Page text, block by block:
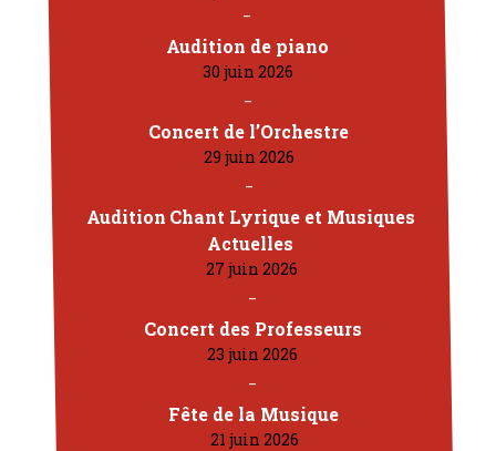
Audition de piano
30 juin 2026
Concert de l’Orchestre
29 juin 2026
Audition Chant Lyrique et Musiques
Actuelles
27 juin 2026
Concert des Professeurs
23 juin 2026
Fête de la Musique
21 juin 2026